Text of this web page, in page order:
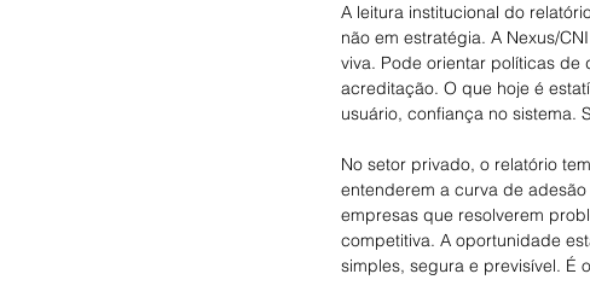
A leitura institucional do
não em estratégia. A Nexus/
viva. Pode orientar políticas
acreditação. O que hoje é
usuário, confiança no sistema.
No setor privado, o relatório
entenderem a curva de
empresas que resolverem
competitiva. A oportunidade
simples, segura e previsível. É